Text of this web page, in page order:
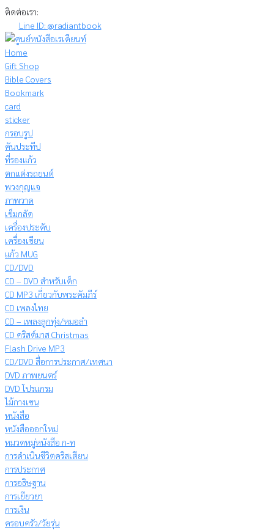
Skip
content
ติดต่อเรา:
Line ID: @radiantbook
Home
Gift Shop
Bible Covers
Bookmark
card
sticker
กรอบรูป
คันประทีป
ที่รองแก้ว
ตกแต่งรถยนต์
พวงกุญแจ
ภาพวาด
เข็มกลัด
เครื่องประดับ
เครื่องเขียน
แก้ว MUG
CD/DVD
CD – DVD สำหรับเด็ก
CD MP3 เกี่ยวกับพระคัมภีร์
CD เพลงไทย
CD – เพลงลูกทุ่ง/หมอลำ
CD คริสต์มาส Christmas
Flash Drive MP3
CD/DVD สื่อการประกาศ/เทศนา
DVD ภาพยนตร์
DVD โปรแกรม
ไม้กางเขน
หนังสือ
หนังสือออกใหม่
หมวดหมู่หนังสือ ก-ท
การดำเนินชีวิตคริสเตียน
การประกาศ
การอธิษฐาน
การเยียวยา
การเงิน
ครอบครัว/วัยรุ่น